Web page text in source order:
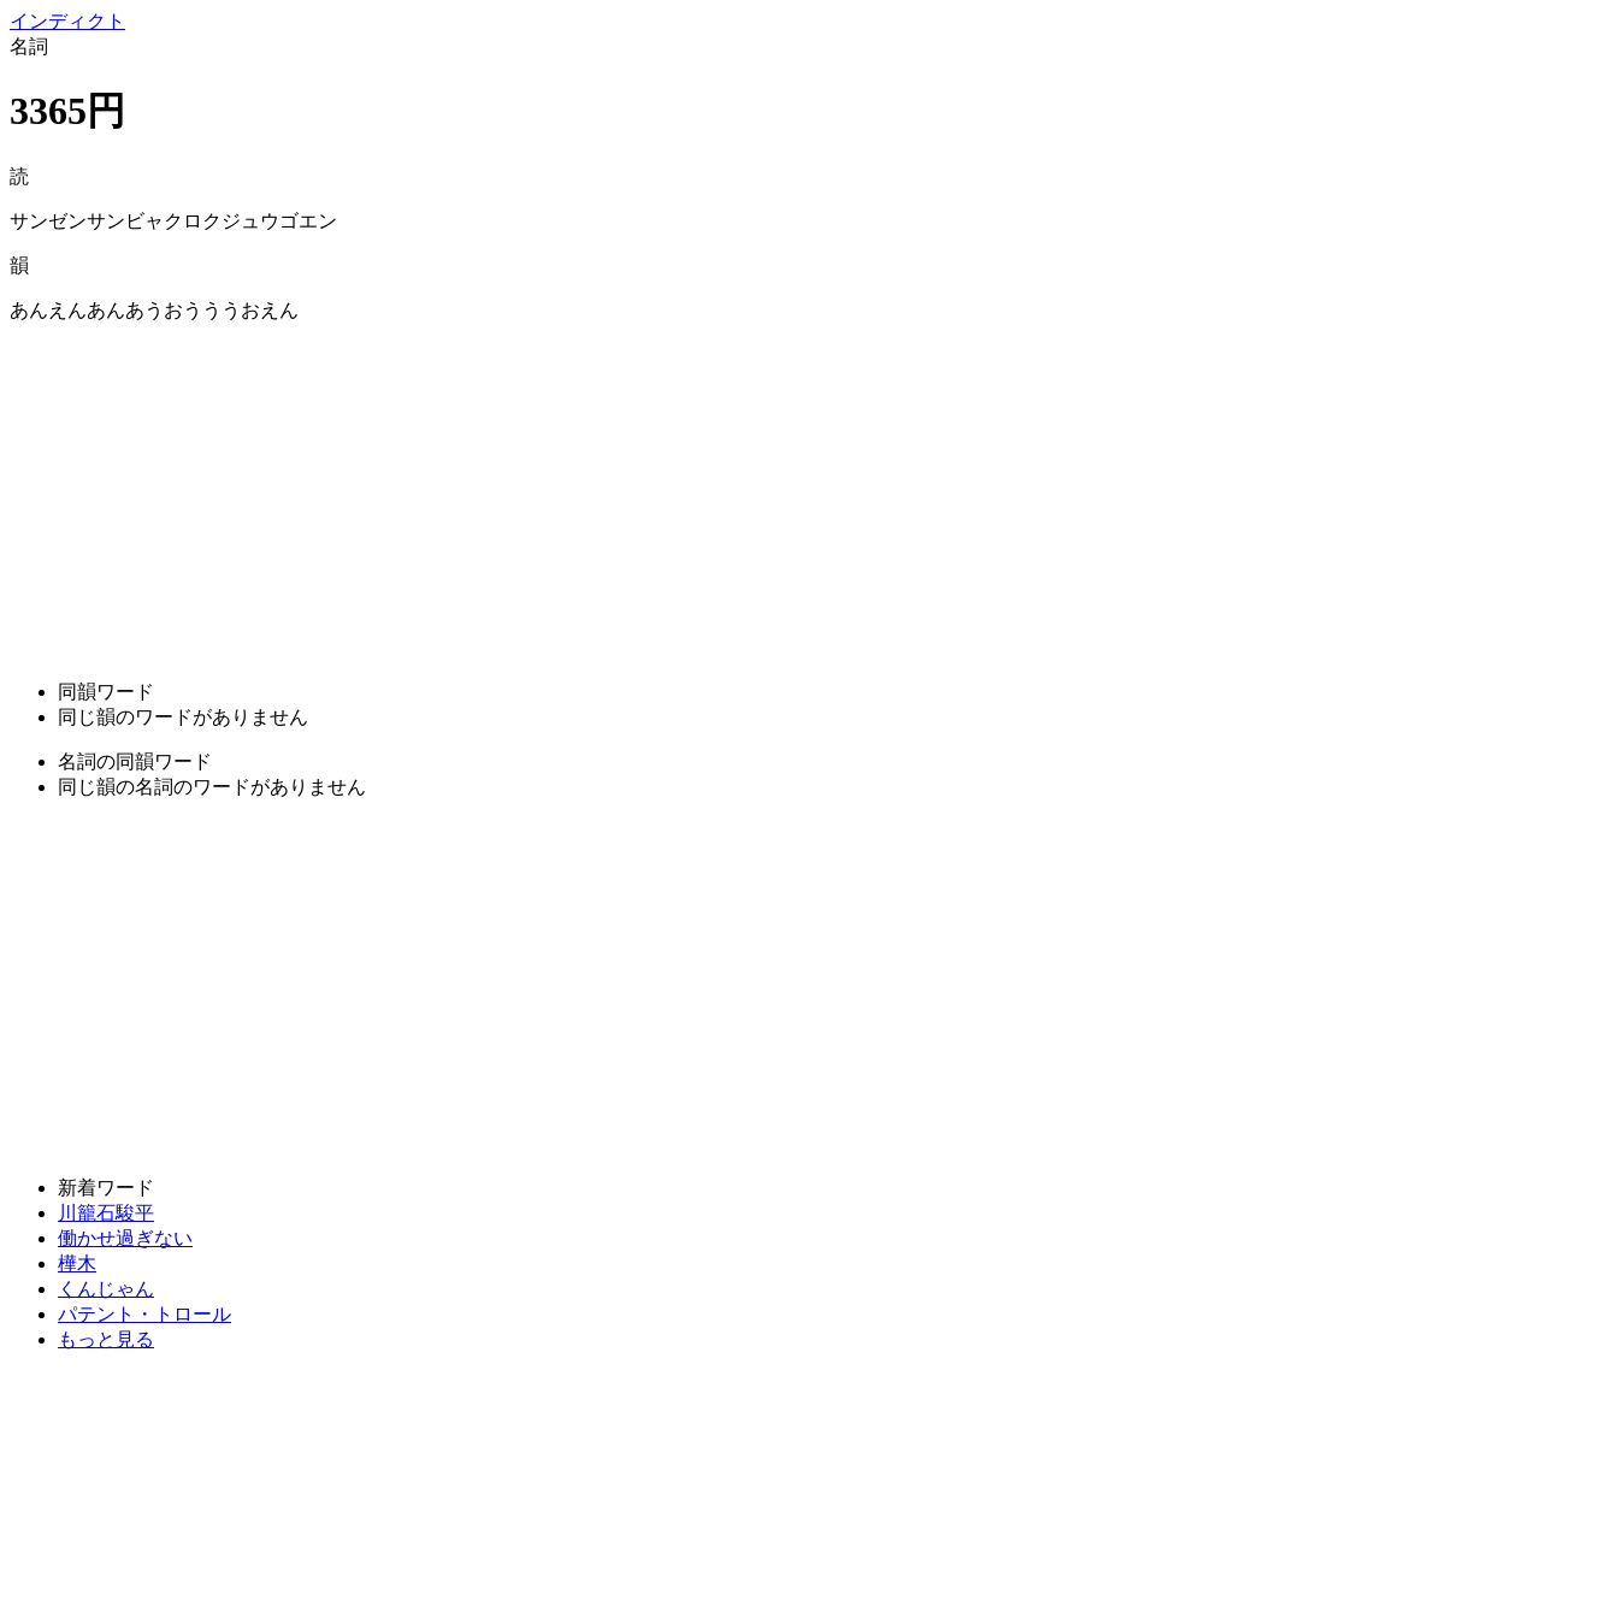
インディクト
名詞
3365円
読
サンゼンサンビャクロクジュウゴエン
韻
あんえんあんあうおうううおえん
同韻ワード
同じ韻のワードがありません
名詞の同韻ワード
同じ韻の名詞のワードがありません
新着ワード
川籠石駿平
働かせ過ぎない
樺木
くんじゃん
パテント・トロール
もっと見る